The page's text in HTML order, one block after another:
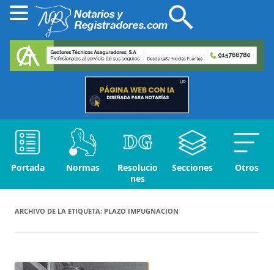
Portada Normas
Resolucio
nes
Secciones Otros
ARCHIVO DE LA ETIQUETA: PLAZO IMPUGNACION